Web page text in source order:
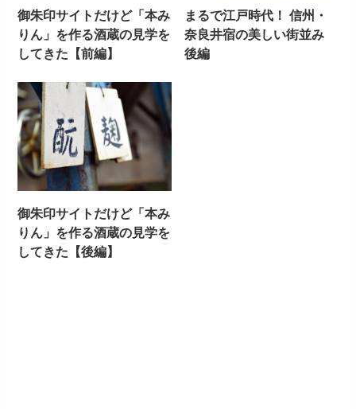
御朱印サイトだけど「本み
りん」を作る酒蔵の見学を
してきた【前編】
まるで江戸時代！ 信州・
奈良井宿の美しい街並み
後編
御朱印サイトだけど「本み
りん」を作る酒蔵の見学を
してきた【後編】